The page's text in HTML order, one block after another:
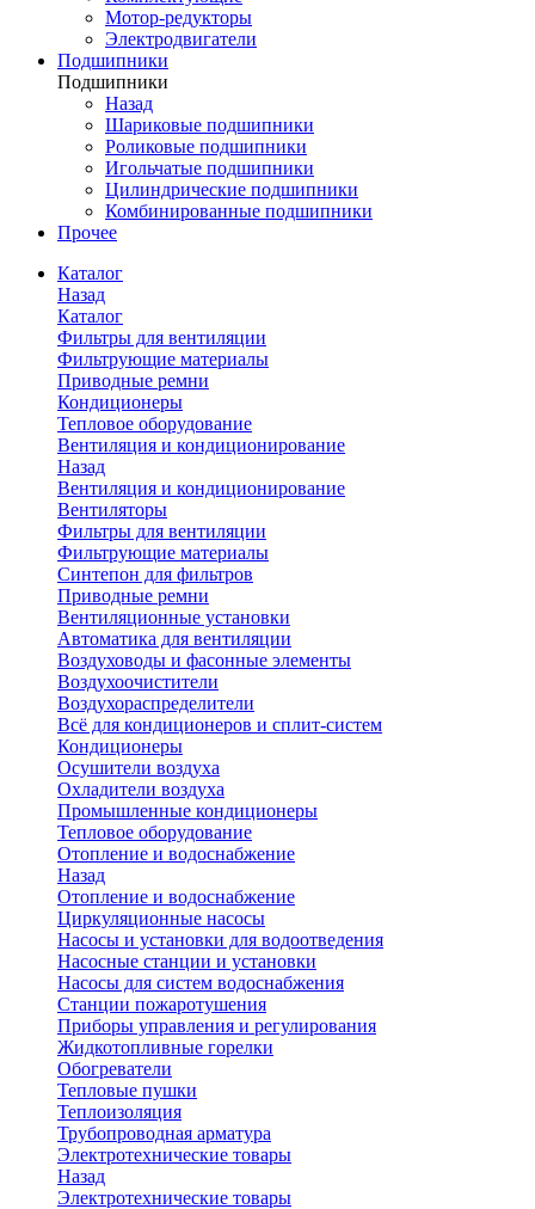
Мотор-редукторы
Электродвигатели
Подшипники
Подшипники
Назад
Шариковые подшипники
Роликовые подшипники
Игольчатые подшипники
Цилиндрические подшипники
Комбинированные подшипники
Прочее
Каталог
Назад
Каталог
Фильтры для вентиляции
Фильтрующие материалы
Приводные ремни
Кондиционеры
Тепловое оборудование
Вентиляция и кондиционирование
Назад
Вентиляция и кондиционирование
Вентиляторы
Фильтры для вентиляции
Фильтрующие материалы
Синтепон для фильтров
Приводные ремни
Вентиляционные установки
Автоматика для вентиляции
Воздуховоды и фасонные элементы
Воздухоочистители
Воздухораспределители
Всё для кондиционеров и сплит-систем
Кондиционеры
Осушители воздуха
Охладители воздуха
Промышленные кондиционеры
Тепловое оборудование
Отопление и водоснабжение
Назад
Отопление и водоснабжение
Циркуляционные насосы
Насосы и установки для водоотведения
Насосные станции и установки
Насосы для систем водоснабжения
Станции пожаротушения
Приборы управления и регулирования
Жидкотопливные горелки
Обогреватели
Тепловые пушки
Теплоизоляция
Трубопроводная арматура
Электротехнические товары
Назад
Электротехнические товары